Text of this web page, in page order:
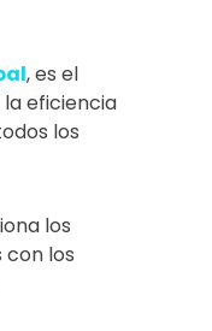
, es el
eficiencia
los
los
con los